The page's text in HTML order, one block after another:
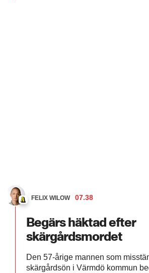
FELIX WILOW 07.38
Begärs häktad efter
skärgårdsmordet
Den 57-årige mannen som
skärgårdsön i Värmdö kommun